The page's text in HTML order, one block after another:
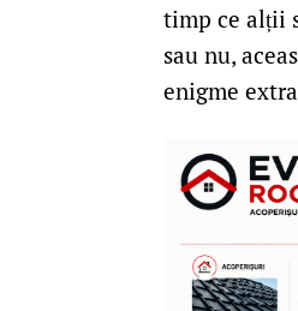
timp ce alții
sau nu,
enigme